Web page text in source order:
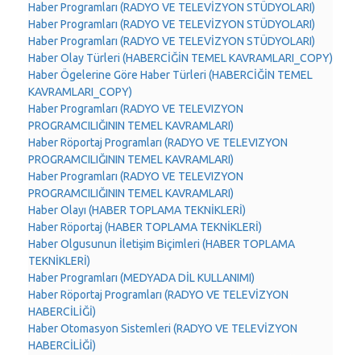
Haber Programları (RADYO VE TELEVİZYON STÜDYOLARI)
Haber Programları (RADYO VE TELEVİZYON STÜDYOLARI)
Haber Programları (RADYO VE TELEVİZYON STÜDYOLARI)
Haber Olay Türleri (HABERCİĞİN TEMEL KAVRAMLARI_COPY)
Haber Ögelerine Göre Haber Türleri (HABERCİĞİN TEMEL
KAVRAMLARI_COPY)
Haber Programları (RADYO VE TELEVIZYON
PROGRAMCILIĞININ TEMEL KAVRAMLARI)
Haber Röportaj Programları (RADYO VE TELEVIZYON
PROGRAMCILIĞININ TEMEL KAVRAMLARI)
Haber Programları (RADYO VE TELEVIZYON
PROGRAMCILIĞININ TEMEL KAVRAMLARI)
Haber Olayı (HABER TOPLAMA TEKNİKLERİ)
Haber Röportaj (HABER TOPLAMA TEKNİKLERİ)
Haber Olgusunun İletişim Biçimleri (HABER TOPLAMA
TEKNİKLERİ)
Haber Programları (MEDYADA DİL KULLANIMI)
Haber Röportaj Programları (RADYO VE TELEVİZYON
HABERCİLİĞİ)
Haber Otomasyon Sistemleri (RADYO VE TELEVİZYON
HABERCİLİĞİ)